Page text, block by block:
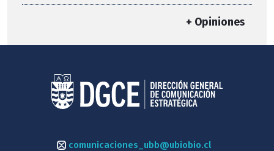
+ Opiniones
comunicaciones_ubb@ubiobio.cl